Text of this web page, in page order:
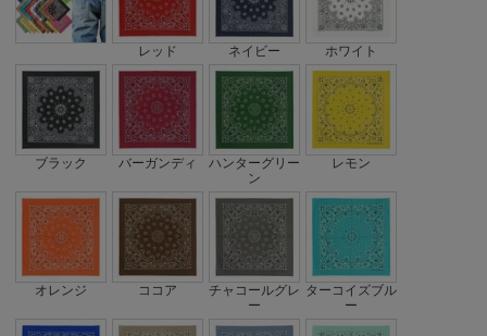
レッド ネイビー ホワイト
ブラック バーガンディ
ハンターグリー
ン
レモン
オレンジ ココア
チャコールグレ
ー
ターコイズブル
ー